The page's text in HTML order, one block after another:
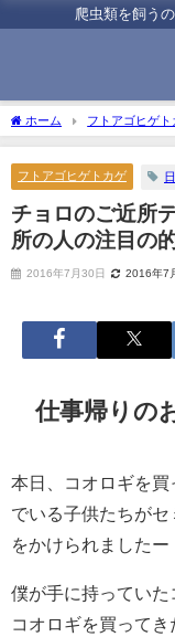
爬虫類を飼う
ホーム フトアゴヒゲト
近所の人の注目の的に！！)
フトアゴヒゲトカゲ
チョロのご近所
所の人の注目の
2016年7月30日 2016年7
仕事帰りの
本日、コオロギを買
でいる子供たちが
をかけられましたー
僕が手に持ってい
コオロギを買って